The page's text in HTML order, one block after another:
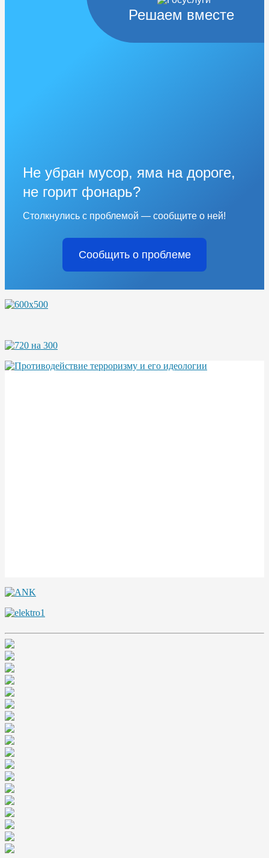
Решаем вместе
Не убран мусор, яма на дороге,
не горит фонарь?
Столкнулись с проблемой — сообщите о ней!
Сообщить о проблеме